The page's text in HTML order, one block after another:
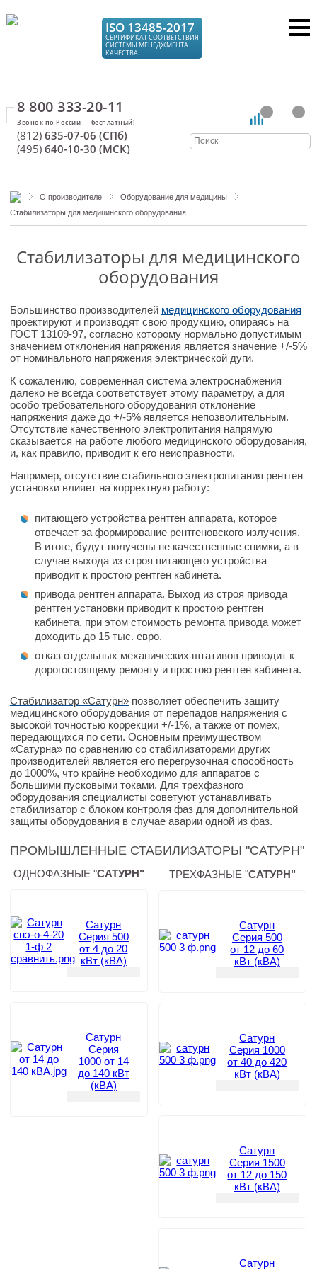
ISO 13485-2017
СЕРТИФИКАТ СООТВЕТСТВИЯ
СИСТЕМЫ МЕНЕДЖМЕНТА
КАЧЕСТВА
8 800 333-20-11
(812) 635-07-06 (СПб)
(495) 640-10-30 (МСК)
О производителе
Оборудование для медицины
Стабилизаторы для медицинского оборудования
Стабилизаторы для медицинского
оборудования
Большинство производителей медицинского оборудования
проектируют и производят свою продукцию, опираясь на
ГОСТ 13109-97, согласно которому нормально допустимым
значением отклонения напряжения является значение +/-5%
от номинального напряжения электрической дуги.
К сожалению, современная система электроснабжения
далеко не всегда соответствует этому параметру, а для
особо требовательного оборудования отклонение
напряжения даже до +/-5% является непозволительным.
Отсутствие качественного электропитания напрямую
сказывается на работе любого медицинского оборудования,
и, как правило, приводит к его неисправности.
Например, отсутствие стабильного электропитания рентген
установки влияет на корректную работу:
питающего устройства рентген аппарата, которое
отвечает за формирование рентгеновского излучения.
В итоге, будут получены не качественные снимки, а в
случае выхода из строя питающего устройства
приводит к простою рентген кабинета.
привода рентген аппарата. Выход из строя привода
рентген установки приводит к простою рентген
кабинета, при этом стоимость ремонта привода может
доходить до 15 тыс. евро.
отказ отдельных механических штативов приводит к
дорогостоящему ремонту и простою рентген кабинета.
Стабилизатор «Сатурн»позволяет обеспечить защиту
медицинского оборудования от перепадов напряжения с
высокой точностью коррекции +/-1%, а также от помех,
передающихся по сети. Основным преимуществом
«Сатурна» по сравнению со стабилизаторами других
производителей является его перегрузочная способность
до 1000%, что крайне необходимо для аппаратов с
большими пусковыми токами. Для трехфазного
оборудования специалисты советуют устанавливать
стабилизатор с блоком контроля фаз для дополнительной
защиты оборудования в случае аварии одной из фаз.
ПРОМЫШЛЕННЫЕ СТАБИЛИЗАТОРЫ "САТУРН"
ОДНОФАЗНЫЕ "САТУРН"
Сатурн
Серия 500
от 4 до 20
кВт (кВА)
Сатурн
Серия
1000 от 14
до 140 кВт
(кВА)
ТРЕХФАЗНЫЕ "САТУРН"
Сатурн
Серия 500
от 12 до 60
кВт (кВА)
Сатурн
Серия 1000
от 40 до 420
кВт (кВА)
Сатурн
Серия 1500
от 12 до 150
кВт (кВА)
Сатурн